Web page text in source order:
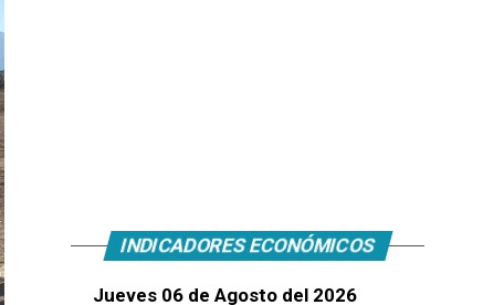
INDICADORES ECONÓMICOS
Jueves 06 de Agosto del 2026